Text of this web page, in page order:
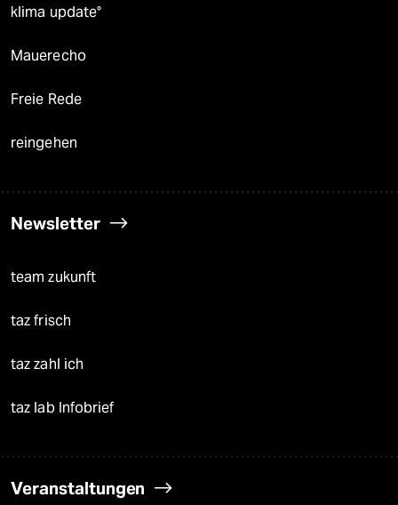
klima update°
Mauerecho
Freie Rede
reingehen
Newsletter
team zukunft
taz frisch
taz zahl ich
taz lab Infobrief
Veranstaltungen